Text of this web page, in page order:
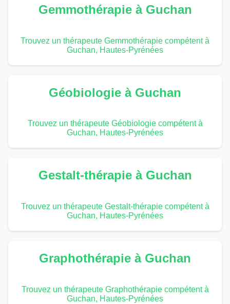
Gemmothérapie à Guchan
Trouvez un thérapeute Gemmothérapie compétent à
Guchan, Hautes-Pyrénées
Géobiologie à Guchan
Trouvez un thérapeute Géobiologie compétent à
Guchan, Hautes-Pyrénées
Gestalt-thérapie à Guchan
Trouvez un thérapeute Gestalt-thérapie compétent à
Guchan, Hautes-Pyrénées
Graphothérapie à Guchan
Trouvez un thérapeute Graphothérapie compétent à
Guchan, Hautes-Pyrénées